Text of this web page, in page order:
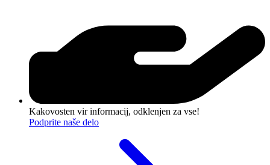
Kakovosten vir informacij, odklenjen za vse!
Podprite naše delo